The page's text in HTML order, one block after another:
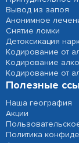
Вывод из запоя
Анонимное
Снятие ломки
Детоксикация
Кодирование от
Кодирование
Кодирование от
Полезные
Наша география
Акции
Политика